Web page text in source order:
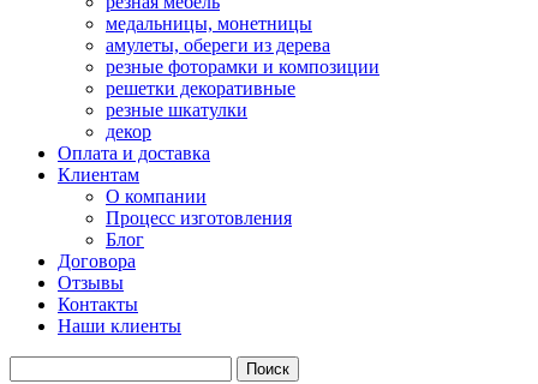
медальницы, монетницы
амулеты, обереги из дерева
резные фоторамки и композиции
решетки декоративные
резные шкатулки
декор
Оплата и доставка
Клиентам
О компании
Процесс изготовления
Блог
Договора
Отзывы
Контакты
Наши клиенты